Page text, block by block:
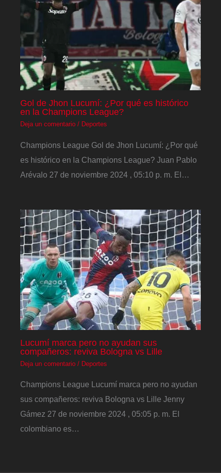
Gol de Jhon Lucumí: ¿Por qué es histórico
en la Champions League?
Deja un comentario / Deportes
Champions League Gol de Jhon Lucumí: ¿Por qué
es histórico en la Champions League? Juan Pablo
Arévalo 27 de noviembre 2024 , 05:10 p. m. El…
Lucumí marca pero no ayudan sus
compañeros: reviva Bologna vs Lille
Deja un comentario / Deportes
Champions League Lucumí marca pero no ayudan
sus compañeros: reviva Bologna vs Lille Jenny
Gámez 27 de noviembre 2024 , 05:05 p. m. El
colombiano es…